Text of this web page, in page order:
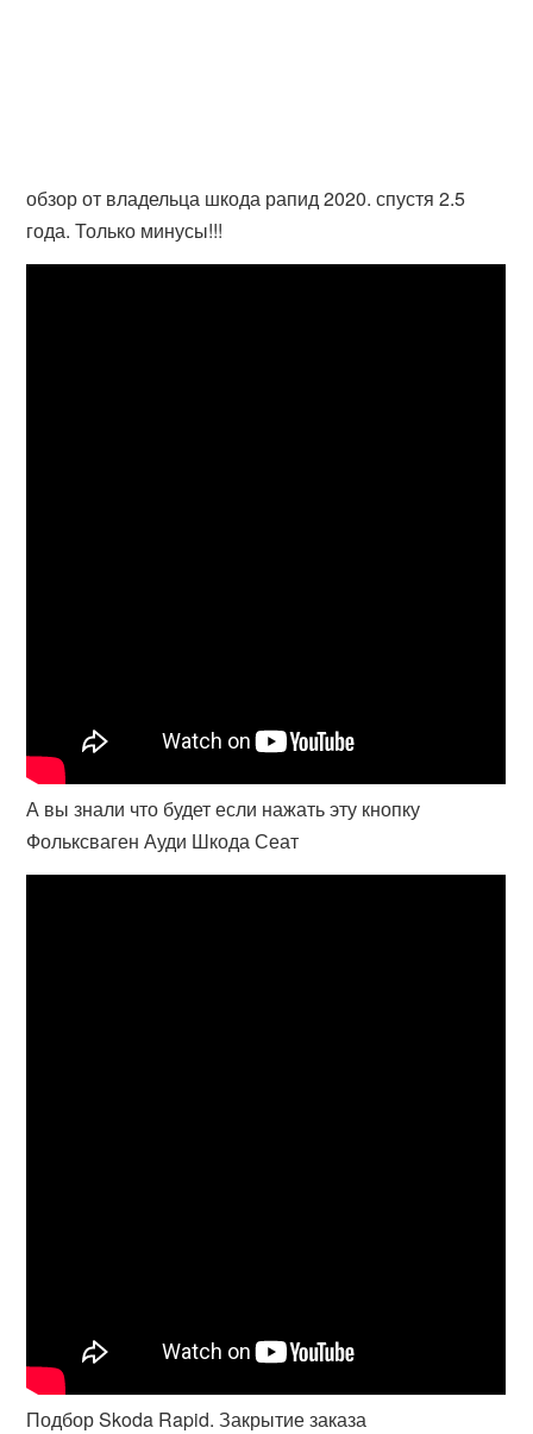
обзор от владельца шкода рапид 2020. спустя 2.5
года. Только минусы!!!
А вы знали что будет если нажать эту кнопку
Фольксваген Ауди Шкода Сеат
Подбор Skoda Rapid. Закрытие заказа